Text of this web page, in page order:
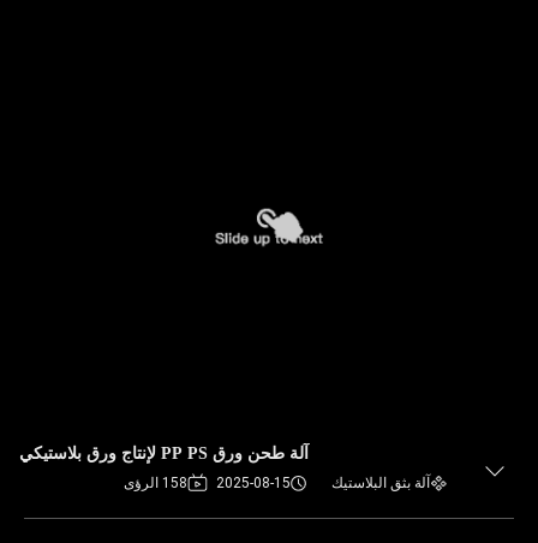
آلة طحن ورق PP PS لإنتاج ورق بلاستيكي
آلة بثق البلاستيك 2025-08-15 158 الرؤى